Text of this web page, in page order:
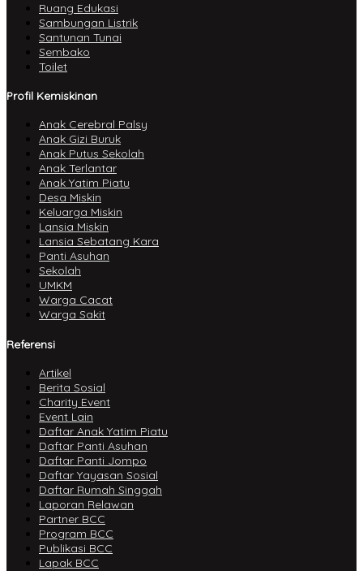
Ruang Edukasi
Sambungan Listrik
Santunan Tunai
Sembako
Toilet
Profil Kemiskinan
Anak Cerebral Palsy
Anak Gizi Buruk
Anak Putus Sekolah
Anak Terlantar
Anak Yatim Piatu
Desa Miskin
Keluarga Miskin
Lansia Miskin
Lansia Sebatang Kara
Panti Asuhan
Sekolah
UMKM
Warga Cacat
Warga Sakit
Referensi
Artikel
Berita Sosial
Charity Event
Event Lain
Daftar Anak Yatim Piatu
Daftar Panti Asuhan
Daftar Panti Jompo
Daftar Yayasan Sosial
Daftar Rumah Singgah
Laporan Relawan
Partner BCC
Program BCC
Publikasi BCC
Lapak BCC